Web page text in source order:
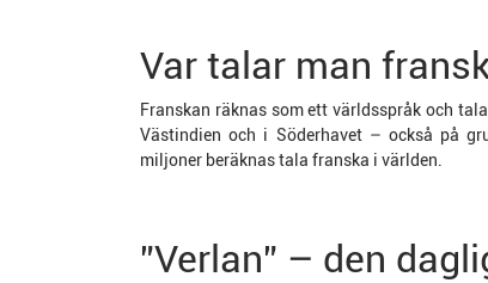
Var talar man
Franskan räknas som ett världsspråk och
Västindien och i Söderhavet – också på
miljoner beräknas tala franska i världen.
”Verlan” – den